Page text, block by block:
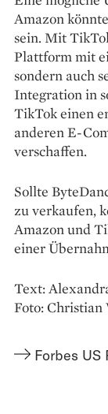
Amazon
sein. Mit
Plattform mit
sondern auch
Integration in
TikTok einen
anderen E-
verschaffen.
Sollte
zu verkaufen,
Amazon und
einer
Text:
Foto:
Forbes US